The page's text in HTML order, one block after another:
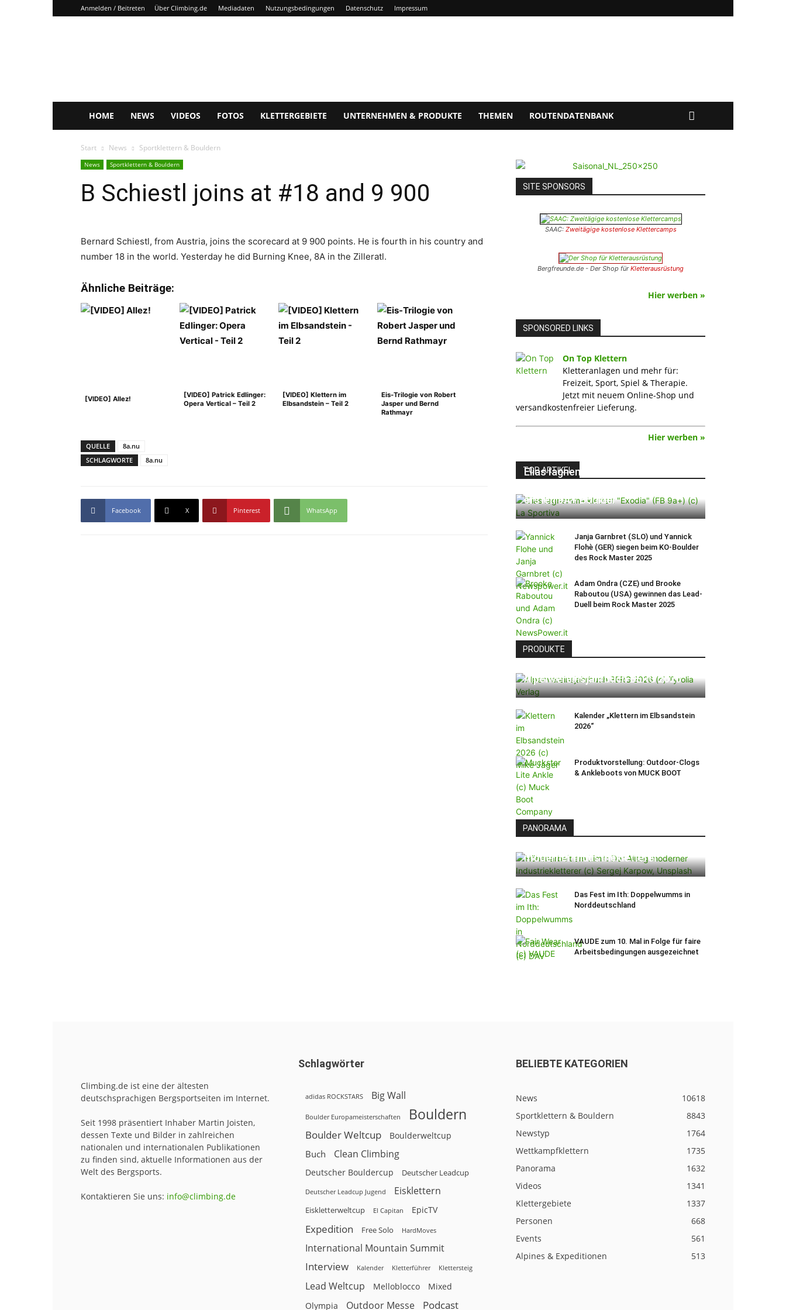
Anmelden / Beitreten Über Climbing.de Mediadaten Nutzungsbedingungen Datenschutz Impressum
HOME NEWS VIDEOS FOTOS KLETTERGEBIETE UNTERNEHMEN & PRODUKTE THEMEN ROUTENDATENBANK
Start News Sportklettern & Bouldern
News Sportklettern & Bouldern
B Schiestl joins at #18 and 9 900
Bernard Schiestl, from Austria, joins the scorecard at 9 900 points. He is fourth in his country and
number 18 in the world. Yesterday he did Burning Knee, 8A in the Zilleratl.
Ähnliche Beiträge:
[VIDEO] Allez!
[VIDEO] Patrick Edlinger:
Opera Vertical – Teil 2
[VIDEO] Klettern im
Elbsandstein – Teil 2
Eis-Trilogie von Robert
Jasper und Bernd
Rathmayr
QUELLE
8a.nu
SCHLAGWORTE
8a.nu
Facebook X Pinterest WhatsApp
SITE SPONSORS
SAAC: Zweitägige kostenlose Klettercamps
Bergfreunde.de - Der Shop fürKletterausrüstung
Hier werben »
SPONSORED LINKS
On Top Klettern
Kletteranlagen und mehr für:
Freizeit, Sport, Spiel & Therapie.
Jetzt mit neuem Online-Shop und
versandkostenfreier Lieferung.
Hier werben »
TOP ARTIKEL
Elias Iagnemma klettert „Exodia“:
ersten 9A+ Boulder
Janja Garnbret (SLO) und Yannick
Flohè (GER) siegen beim KO-Boulder
des Rock Master 2025
Adam Ondra (CZE) und Brooke
Raboutou (USA) gewinnen das Lead-
Duell beim Rock Master 2025
PRODUKTE
Alpenvereinsjahrbuch BERG 2026
Kalender „Klettern im Elbsandstein
2026“
Produktvorstellung: Outdoor-Clogs
& Ankleboots von MUCK BOOT
PANORAMA
moderner Industriekletterer
Das Fest im Ith: Doppelwumms in
Norddeutschland
VAUDE zum 10. Mal in Folge für faire
Arbeitsbedingungen ausgezeichnet
Climbing.de ist eine der ältesten
deutschsprachigen Bergsportseiten im Internet.
Seit 1998 präsentiert Inhaber Martin Joisten,
dessen Texte und Bilder in zahlreichen
nationalen und internationalen Publikationen
zu finden sind, aktuelle Informationen aus der
Welt des Bergsports.
Kontaktieren Sie uns: info@climbing.de
Schlagwörter
adidas ROCKSTARS Big Wall
Boulder Europameisterschaften Bouldern
Boulder Weltcup Boulderweltcup
Buch Clean Climbing
Deutscher Bouldercup Deutscher Leadcup
Deutscher Leadcup Jugend Eisklettern
Eiskletterweltcup El Capitan EpicTV
Expedition Free Solo HardMoves
International Mountain Summit
Interview Kalender Kletterführer Klettersteig
Lead Weltcup Melloblocco Mixed
Olympia Outdoor Messe Podcast
BELIEBTE KATEGORIEN
News
10618
Sportklettern & Bouldern
8843
Newstyp
1764
Wettkampfklettern
1735
Panorama
1632
Videos
1341
Klettergebiete
1337
Personen
668
Events
561
Alpines & Expeditionen
513